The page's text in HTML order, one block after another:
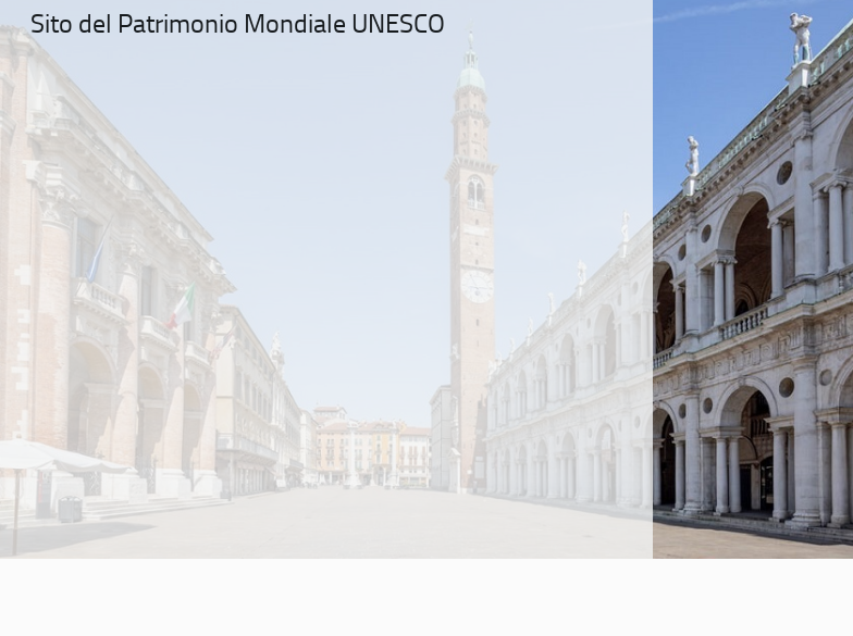
Sito del Patrimonio Mondiale UNESCO